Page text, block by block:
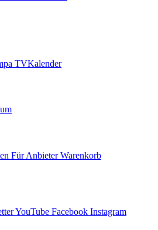
TVKalender
Für AnbieterWarenkorb
YouTube Facebook Instagram